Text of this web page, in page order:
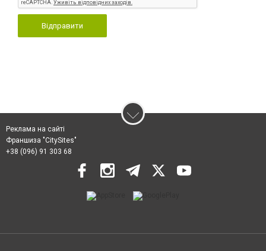
Відправити
Реклама на сайті
Франшиза "CitySites"
+38 (096) 91 303 68